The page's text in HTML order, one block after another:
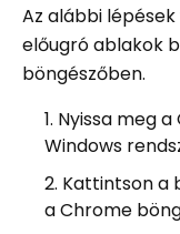
Az alábbi
előugró ablakok
böngészőben.
Nyissa meg
Windows
Kattintson a
a Chrome